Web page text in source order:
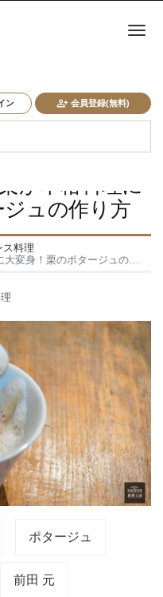
ン 会員登録(無料)
ナ
が本格料理に
ュの作り方
ス料理
身！栗のポタージュの作り方
ポタージュ
前田 元